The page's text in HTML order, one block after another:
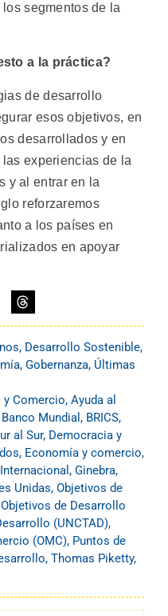
segmentos de la
a la práctica?
de desarrollo
esos objetivos, en
desarrollados y en
experiencias de la
y al entrar en la
reforzaremos
a los países en
en apoyar
, Desarrollo Sostenible,
, Gobernanza, Últimas
y Comercio, Ayuda al
Banco Mundial , BRICS,
al Sur, Democracia y
, Economía y comercio,
, Ginebra,
Unidas, Objetivos de
Objetivos de Desarrollo
(UNCTAD),
(OMC), Puntos de
, Thomas Piketty,